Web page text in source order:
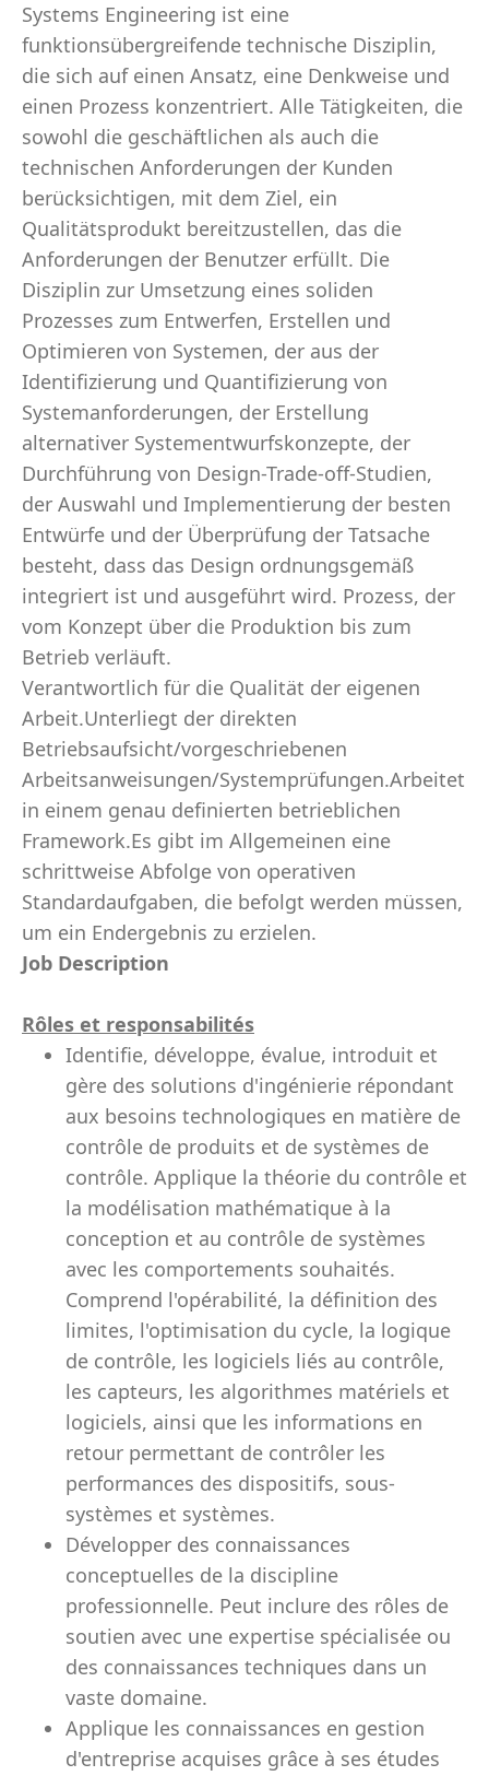
Systems Engineering ist eine
funktionsübergreifende technische Disziplin,
die sich auf einen Ansatz, eine Denkweise und
einen Prozess konzentriert. Alle Tätigkeiten, die
sowohl die geschäftlichen als auch die
technischen Anforderungen der Kunden
berücksichtigen, mit dem Ziel, ein
Qualitätsprodukt bereitzustellen, das die
Anforderungen der Benutzer erfüllt. Die
Disziplin zur Umsetzung eines soliden
Prozesses zum Entwerfen, Erstellen und
Optimieren von Systemen, der aus der
Identifizierung und Quantifizierung von
Systemanforderungen, der Erstellung
alternativer Systementwurfskonzepte, der
Durchführung von Design-Trade-off-Studien,
der Auswahl und Implementierung der besten
Entwürfe und der Überprüfung der Tatsache
besteht, dass das Design ordnungsgemäß
integriert ist und ausgeführt wird. Prozess, der
vom Konzept über die Produktion bis zum
Betrieb verläuft.
Verantwortlich für die Qualität der eigenen
Arbeit.Unterliegt der direkten
Betriebsaufsicht/vorgeschriebenen
Arbeitsanweisungen/Systemprüfungen.Arbeitet
in einem genau definierten betrieblichen
Framework.Es gibt im Allgemeinen eine
schrittweise Abfolge von operativen
Standardaufgaben, die befolgt werden müssen,
um ein Endergebnis zu erzielen.
Job Description
Rôles et responsabilités
Identifie, développe, évalue, introduit et
gère des solutions d'ingénierie répondant
aux besoins technologiques en matière de
contrôle de produits et de systèmes de
contrôle. Applique la théorie du contrôle et
la modélisation mathématique à la
conception et au contrôle de systèmes
avec les comportements souhaités.
Comprend l'opérabilité, la définition des
limites, l'optimisation du cycle, la logique
de contrôle, les logiciels liés au contrôle,
les capteurs, les algorithmes matériels et
logiciels, ainsi que les informations en
retour permettant de contrôler les
performances des dispositifs, sous-
systèmes et systèmes.
Développer des connaissances
conceptuelles de la discipline
professionnelle. Peut inclure des rôles de
soutien avec une expertise spécialisée ou
des connaissances techniques dans un
vaste domaine.
Applique les connaissances en gestion
d'entreprise acquises grâce à ses études